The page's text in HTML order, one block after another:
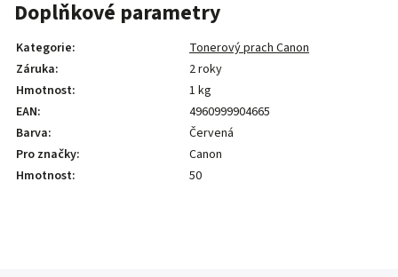
Doplňkové parametry
Kategorie:
Tonerový prach Canon
Záruka:
2 roky
Hmotnost:
1 kg
EAN:
4960999904665
Barva:
Červená
Pro značky:
Canon
Hmotnost: 50